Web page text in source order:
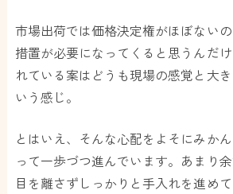
市場出荷では価格決定権がほぼない
措置が必要になってくると思うんだ
れている案はどうも現場の感覚と大
いう感じ。
とはいえ、そんな心配をよそにみか
って一歩づつ進んでいます。あまり
目を離さずしっかりと手入れを進め